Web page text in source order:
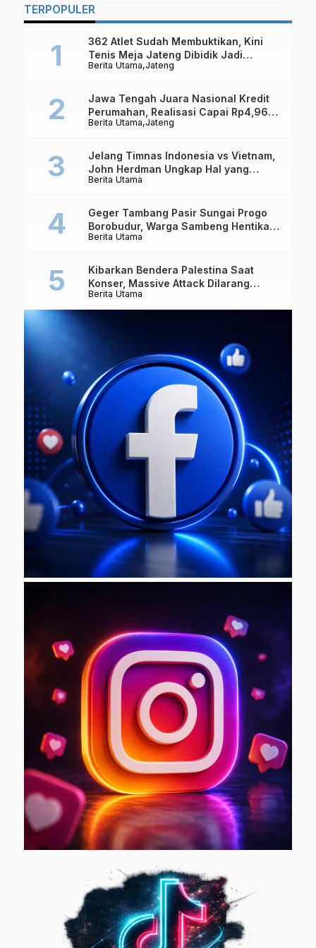
TERPOPULER
Berita Utama Jateng
362 Atlet Sudah Membuktikan, Kini
Tenis Meja Jateng Dibidik Jadi
Kekuatan Nasional
Berita Utama Jateng
Jawa Tengah Juara Nasional Kredit
Perumahan, Realisasi Capai Rp4,96
Triliun
Berita Utama
Jelang Timnas Indonesia vs Vietnam,
John Herdman Ungkap Hal yang
Dipertaruhkan
Berita Utama
Geger Tambang Pasir Sungai Progo
Borobudur, Warga Sambeng Hentikan
Alat Berat dan Usir Truk
Berita Utama
Kibarkan Bendera Palestina Saat
Konser, Massive Attack Dilarang
Masuk Singapura Lagi